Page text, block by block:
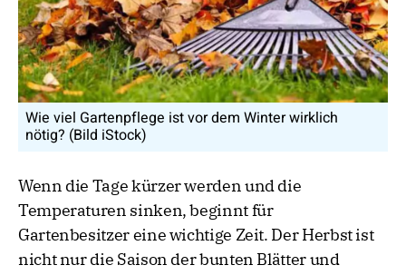
Wie viel Gartenpflege ist vor dem Winter wirklich
nötig? (Bild iStock)
Wenn die Tage kürzer werden und die
Temperaturen sinken, beginnt für
Gartenbesitzer eine wichtige Zeit. Der Herbst ist
nicht nur die Saison der bunten Blätter und